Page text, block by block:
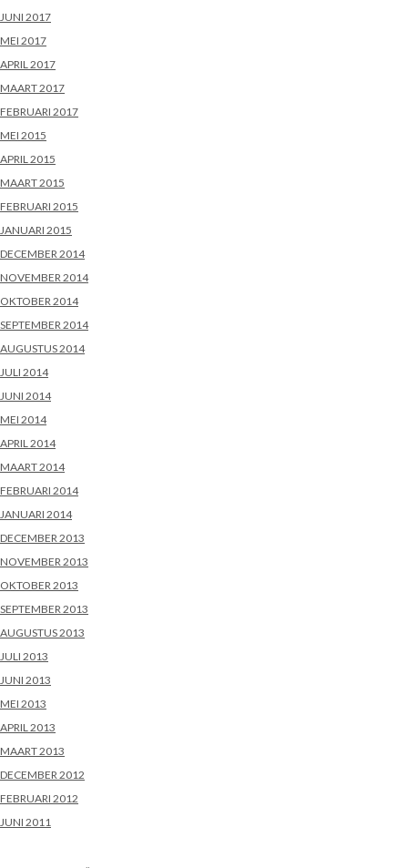
JUNI 2017
MEI 2017
APRIL 2017
MAART 2017
FEBRUARI 2017
MEI 2015
APRIL 2015
MAART 2015
FEBRUARI 2015
JANUARI 2015
DECEMBER 2014
NOVEMBER 2014
OKTOBER 2014
SEPTEMBER 2014
AUGUSTUS 2014
JULI 2014
JUNI 2014
MEI 2014
APRIL 2014
MAART 2014
FEBRUARI 2014
JANUARI 2014
DECEMBER 2013
NOVEMBER 2013
OKTOBER 2013
SEPTEMBER 2013
AUGUSTUS 2013
JULI 2013
JUNI 2013
MEI 2013
APRIL 2013
MAART 2013
DECEMBER 2012
FEBRUARI 2012
JUNI 2011